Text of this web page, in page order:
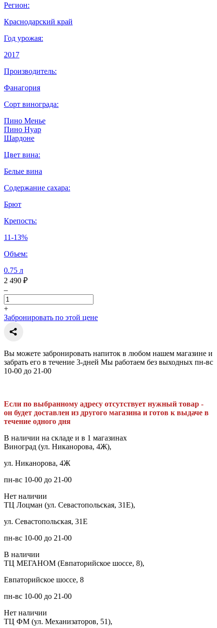
Регион:
Краснодарский край
Год урожая:
2017
Производитель:
Фанагория
Сорт винограда:
Пино Менье
Пино Нуар
Шардоне
Цвет вина:
Белые вина
Содержание сахара:
Брют
Крепость:
11-13%
Объем:
0.75 л
2 490 ₽
–
+
Забронировать по этой цене
Вы можете забронировать напиток в любом нашем магазине и
забрать его в течение 3-дней Мы работаем без выходных пн-вс
10-00 до 21-00
Если по выбранному адресу отсутствует нужный товар -
он будет доставлен из другого магазина и готов к выдаче в
течение одного дня
В наличии на складе и в 1 магазинах
Виноград (ул. Никанорова, 4Ж),
ул. Никанорова, 4Ж
пн-вс 10-00 до 21-00
Нет наличии
ТЦ Лоцман (ул. Севастопольская, 31Е),
ул. Севастопольская, 31Е
пн-вс 10-00 до 21-00
В наличии
ТЦ МЕГАНОМ (Евпаторийское шоссе, 8),
Евпаторийское шоссе, 8
пн-вс 10-00 до 21-00
Нет наличии
ТЦ ФМ (ул. Механизаторов, 51),